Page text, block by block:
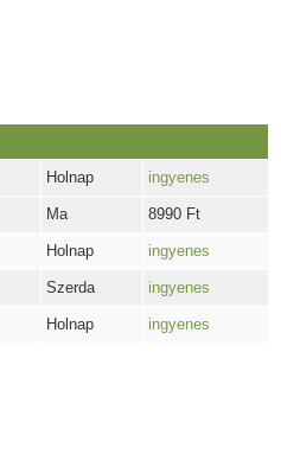
Holnap ingyenes
Ma 8990 Ft
Holnap ingyenes
Szerda ingyenes
Holnap ingyenes